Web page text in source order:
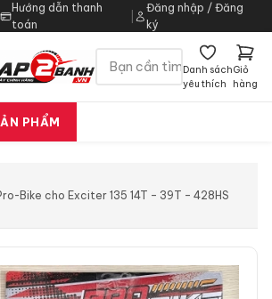
|
Hướng dẫn thanh
toán
Đăng nhập / Đăng
ký
Danh sách
yêu thích
Giỏ
hàng
PHẨM
Bike cho Exciter 135 14T – 39T – 428HS